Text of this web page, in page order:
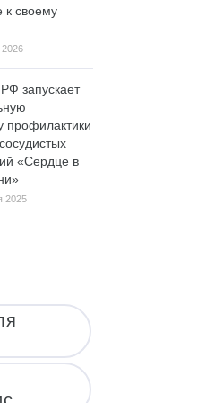
к своему
запускает
профилактики
«Сердце в
2025